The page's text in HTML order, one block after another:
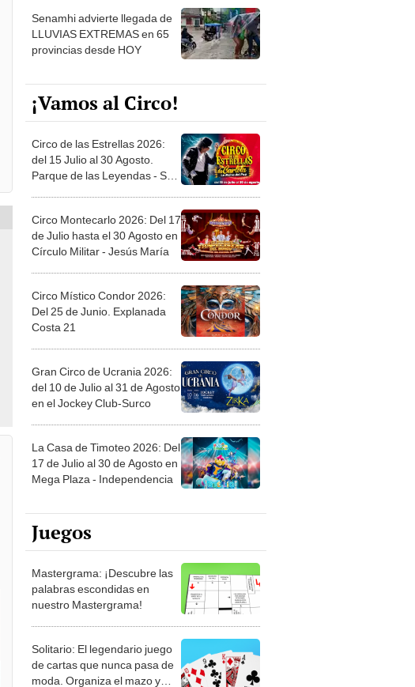
Senamhi advierte llegada de
LLUVIAS EXTREMAS en 65
provincias desde HOY
¡Vamos al Circo!
Circo de las Estrellas 2026:
del 15 Julio al 30 Agosto.
Parque de las Leyendas - San
Circo Montecarlo 2026: Del 17
de Julio hasta el 30 Agosto en
Círculo Militar - Jesús María
Circo Místico Condor 2026:
Del 25 de Junio. Explanada
Costa 21
Gran Circo de Ucrania 2026:
del 10 de Julio al 31 de Agosto
en el Jockey Club-Surco
La Casa de Timoteo 2026: Del
17 de Julio al 30 de Agosto en
Mega Plaza - Independencia
Juegos
Mastergrama: ¡Descubre las
palabras escondidas en
nuestro Mastergrama!
Solitario: El legendario juego
de cartas que nunca pasa de
moda. Organiza el mazo y